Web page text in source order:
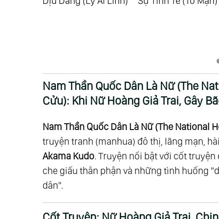
Chap 297
Chap 296
Chap 281
Chap 280
Chap 277
Chap 276
Chap 273
Chap 272
Chap 265
Chap 264
Chap 261
Chap 260
Chap 257
Chap 256
Chap 253
Chap 252
Chap 245
Chap 244
Nam Thần Quốc Dân Là Nữ (The
Cửu): Khi Nữ Hoàng Giả Trai, Gây
Nam Thần Quốc Dân Là Nữ (The National
truyện tranh (manhua) đô thị, lãng mạn,
Akama Kudo. Truyện nổi bật với cốt
che giấu thân phận và những tình huống
dân".